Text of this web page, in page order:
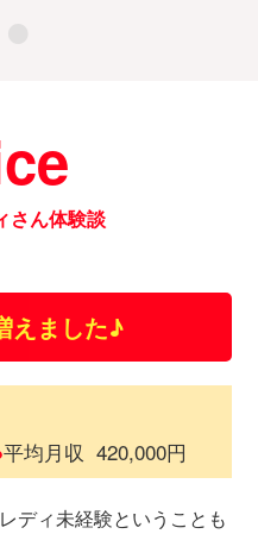
さん体験談
えました♪
平均月収 420,000円
ディ未経験ということも